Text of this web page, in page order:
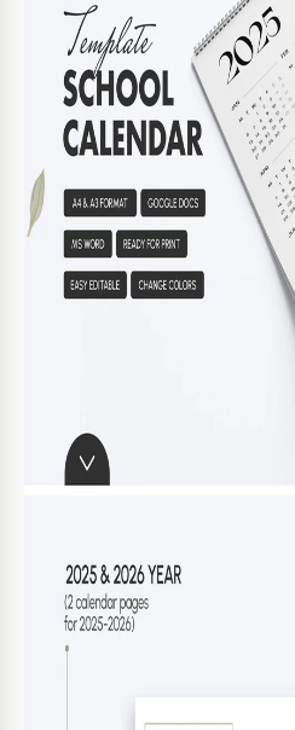
CALENDARI SUGGERIMENTI
1 Personalizza le date per
2 Usa codici colore per
Aggiungi note per le
4 Stampa in alta qualità per
FAQ
Questo modello è
No, funziona solo con
Posso personalizzare
Sì, personalizza sezioni e
Questo modello di
Sì, scaricalo e usalo
Come modifico le date